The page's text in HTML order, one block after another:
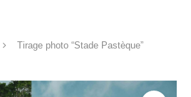
Tirage photo “Stade Pastèque”